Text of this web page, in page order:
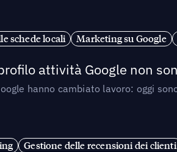
schede locali Marketing su Google
attività Google non
hanno cambiato lavoro: oggi
Gestione delle recensioni dei clienti